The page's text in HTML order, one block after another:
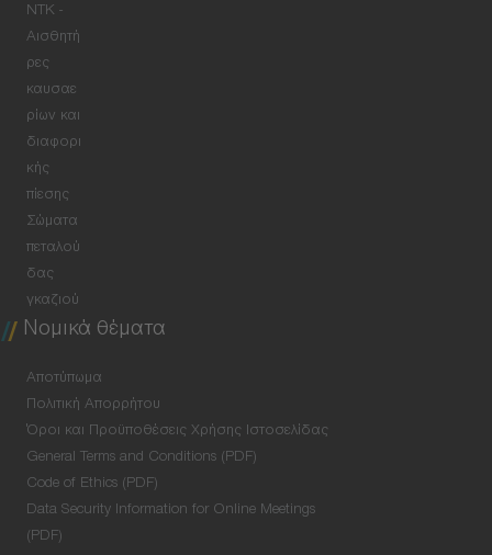
NTK -
Αισθητή
ρες
καυσαε
ρίων και
διαφορι
κής
πίεσης
Σώματα
πεταλού
δας
γκαζιού
Νομικά θέματα
Αποτύπωμα
Πολιτική Απορρήτου
Όροι και Προϋποθέσεις Χρήσης Ιστοσελίδας
General Terms and Conditions (PDF)
Code of Ethics (PDF)
Data Security Information for Online Meetings
(PDF)